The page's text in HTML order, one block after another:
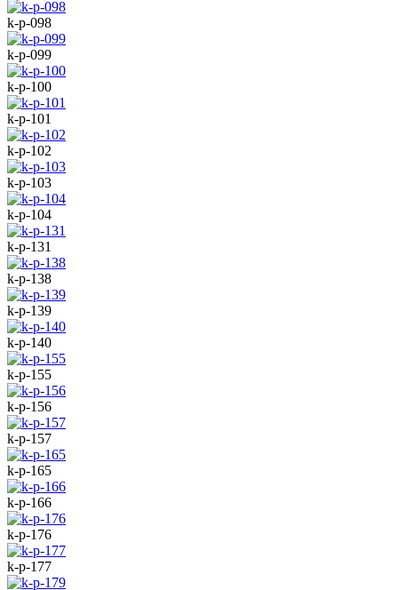
k-p-098
k-p-099
k-p-100
k-p-101
k-p-102
k-p-103
k-p-104
k-p-131
k-p-138
k-p-139
k-p-140
k-p-155
k-p-156
k-p-157
k-p-165
k-p-166
k-p-176
k-p-177